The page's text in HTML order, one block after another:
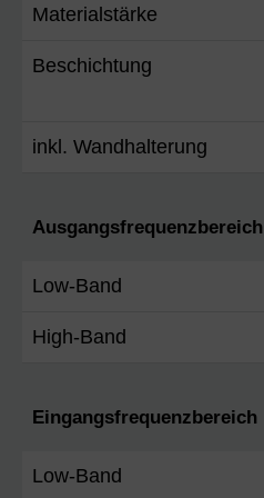
Materialstärke
Beschichtung
inkl. Wandhalterung
Ausgangsfrequenzbereich
Low-Band
High-Band
Eingangsfrequenzbereich
Low-Band